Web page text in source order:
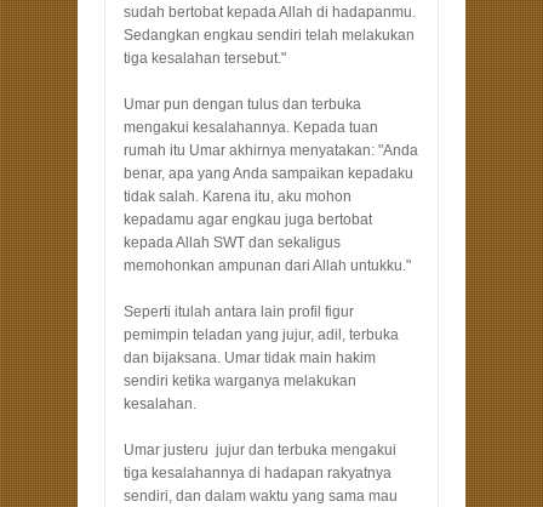
sudah bertobat kepada Allah di hadapanmu.
Sedangkan engkau sendiri telah melakukan
tiga kesalahan tersebut."
Umar pun dengan tulus dan terbuka
mengakui kesalahannya. Kepada tuan
rumah itu Umar akhirnya menyatakan: "Anda
benar, apa yang Anda sampaikan kepadaku
tidak salah. Karena itu, aku mohon
kepadamu agar engkau juga bertobat
kepada Allah SWT dan sekaligus
memohonkan ampunan dari Allah untukku."
Seperti itulah antara lain profil figur
pemimpin teladan yang jujur, adil, terbuka
dan bijaksana. Umar tidak main hakim
sendiri ketika warganya melakukan
kesalahan.
Umar justeru jujur dan terbuka mengakui
tiga kesalahannya di hadapan rakyatnya
sendiri, dan dalam waktu yang sama mau